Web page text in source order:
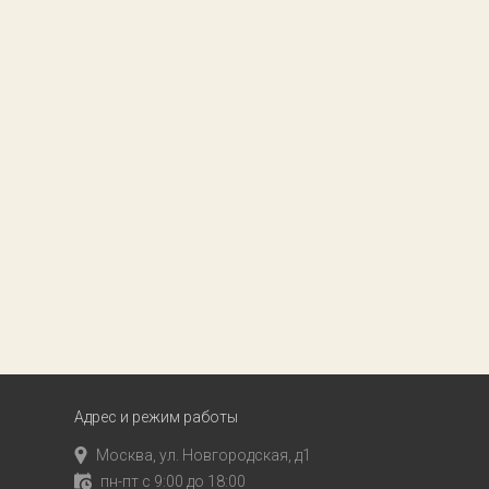
Адрес и режим работы
Москва, ул. Новгородская, д1
пн-пт с 9:00 до 18:00